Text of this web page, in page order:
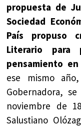
propuesta de
Sociedad
País propuso
Literario para
pensamiento en
ese mismo
Gobernadora,
noviembre de
Salustiano